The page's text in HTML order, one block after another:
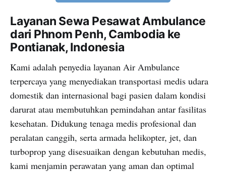
Layanan Sewa Pesawat Ambulance
dari Phnom Penh, Cambodia ke
Pontianak, Indonesia
Kami adalah penyedia layanan Air Ambulance
terpercaya yang menyediakan transportasi medis udara
domestik dan internasional bagi pasien dalam kondisi
darurat atau membutuhkan pemindahan antar fasilitas
kesehatan. Didukung tenaga medis profesional dan
peralatan canggih, serta armada helikopter, jet, dan
turboprop yang disesuaikan dengan kebutuhan medis,
kami menjamin perawatan yang aman dan optimal